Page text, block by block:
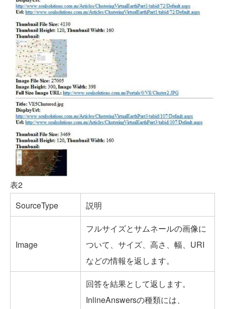
表2
SourceType
説明
Image
フルサイズとサムネールの画像に
ついて、サイズ、高さ、幅、URI
などの情報を返します。
回答を結果として返します。
InlineAnswersの種類には、